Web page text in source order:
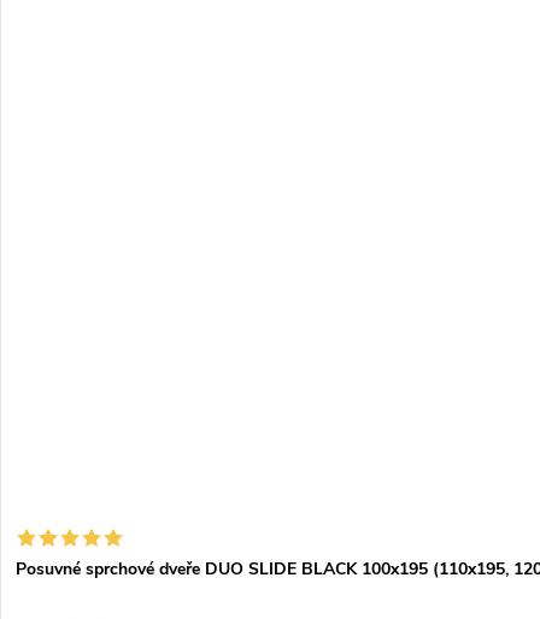
Posuvné sprchové dveře DUO SLIDE BLACK 100x195 (110x195,